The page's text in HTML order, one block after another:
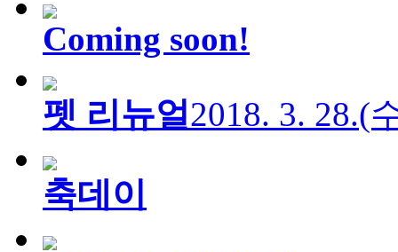
Coming soon!
펫 리뉴얼2018. 3. 28.(
축데이